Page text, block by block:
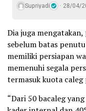
Supriyadi 28/04/
Dia juga
sebelum batas
memiliki persiapan
memenuhi segala
termasuk kuota caleg
“Dari 50 bacaleg